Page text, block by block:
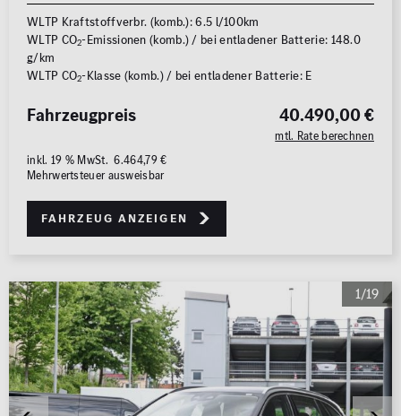
WLTP Kraftstoffverbr. (komb.): 6.5 l/100km
WLTP CO2-Emissionen (komb.) / bei entladener Batterie: 148.0
g/km
WLTP CO2-Klasse (komb.) / bei entladener Batterie: E
40.490,00 €
mtl. Rate berechnen
Fahrzeugpreis
inkl. 19 % MwSt. 6.464,79 €
Mehrwertsteuer ausweisbar
Fahrzeug anzeigen
1/19